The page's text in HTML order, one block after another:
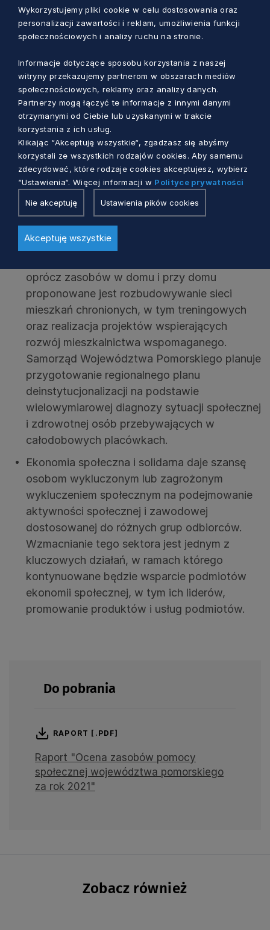
opiekuńczych w domu, jak i szerszego
dostępu do ośrodków poza domem – klubów
samopomocy, dziennych domów pomocy,
środowiskowych domów samopomocy. W
tym obszarze zasadne jest także wzmacnianie
systemu opieki wytchnieniowej umożliwiającej
lepsze funkcjonowanie osób o szczególnych
potrzebach oraz szerokie wsparcie opiekunów
osób zależnych pozwalające na ich
aktywność zawodową, społeczną.
Zamieszkanie w domu pomocy społecznej jest
zamieszkania osoby potrzebującej. Kierunkiem
pożądanym jest zapewnianie wsparcia
osobom w warunkach jak najbardziej
oprócz zasobów w domu i przy domu
proponowane jest rozbudowywanie sieci
mieszkań chronionych, w tym treningowych
oraz realizacja projektów wspierających
rozwój mieszkalnictwa wspomaganego.
Samorząd Województwa Pomorskiego planuje
przygotowanie regionalnego planu
deinstytucjonalizacji na podstawie
wielowymiarowej diagnozy sytuacji społecznej
i zdrowotnej osób przebywających w
całodobowych placówkach.
Ekonomia społeczna i solidarna daje szansę
osobom wykluczonym lub zagrożonym
wykluczeniem społecznym na podejmowanie
aktywności społecznej i zawodowej
dostosowanej do różnych grup odbiorców.
Wzmacnianie tego sektora jest jednym z
kluczowych działań, w ramach którego
kontynuowane będzie wsparcie podmiotów
ekonomii społecznej, w tym ich liderów,
promowanie produktów i usług podmiotów.
Do pobrania
RAPORT [.PDF]
Raport "Ocena zasobów pomocy
społecznej województwa pomorskiego
za rok 2021"
Zobacz również
Wykorzystujemy pliki cookie w celu dostosowania oraz
personalizacji zawartości i reklam, umożliwienia funkcji
społecznościowych i analizy ruchu na stronie.
Informacje dotyczące sposobu korzystania z naszej
witryny przekazujemy partnerom w obszarach mediów
społecznościowych, reklamy oraz analizy danych.
Partnerzy mogą łączyć te informacje z innymi danymi
otrzymanymi od Ciebie lub uzyskanymi w trakcie
korzystania z ich usług.
Klikając “Akceptuję wszystkie“, zgadzasz się abyśmy
korzystali ze wszystkich rodzajów cookies. Aby samemu
zdecydować, które rodzaje cookies akceptujesz, wybierz
“Ustawienia“. Więcej informacji w Polityce prywatności
Nie akceptuję Ustawienia pików cookies
Akceptuję wszystkie